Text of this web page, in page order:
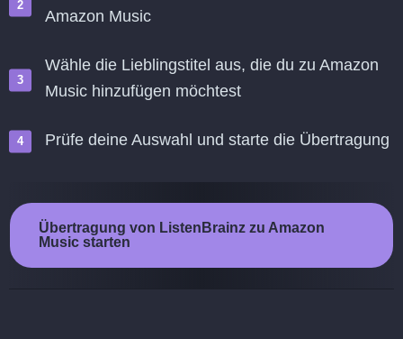
Amazon Music
Wähle die Lieblingstitel aus, die du zu Amazon
Music hinzufügen möchtest
Prüfe deine Auswahl und starte die Übertragung
Übertragung von ListenBrainz zu Amazon
Music starten